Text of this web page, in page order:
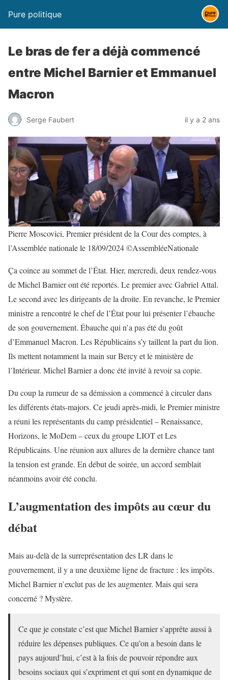
Pure politique
Le bras de fer a déjà commencé
entre Michel Barnier et Emmanuel
Macron
Serge Faubert il y a 2 ans
Pierre Moscovici, Premier président de la Cour des comptes, à
l’Assemblée nationale le 18/09/2024 ©AssembléeNationale
Ça coince au sommet de l’État. Hier, mercredi, deux rendez-vous
de Michel Barnier ont été reportés. Le premier avec Gabriel Attal.
Le second avec les dirigeants de la droite. En revanche, le Premier
ministre a rencontré le chef de l’État pour lui présenter l’ébauche
de son gouvernement. Ébauche qui n’a pas été du goût
d’Emmanuel Macron. Les Républicains s’y taillent la part du lion.
Ils mettent notamment la main sur Bercy et le ministère de
l’Intérieur. Michel Barnier a donc été invité à revoir sa copie.
Du coup la rumeur de sa démission a commencé à circuler dans
les différents états-majors. Ce jeudi après-midi, le Premier ministre
a réuni les représentants du camp présidentiel – Renaissance,
Horizons, le MoDem – ceux du groupe LIOT et Les
Républicains. Une réunion aux allures de la dernière chance tant
la tension est grande. En début de soirée, un accord semblait
néanmoins avoir été conclu.
L’augmentation des impôts au cœur du
débat
Mais au-delà de la surreprésentation des LR dans le
gouvernement, il y a une deuxième ligne de fracture : les impôts.
Michel Barnier n’exclut pas de les augmenter. Mais qui sera
concerné ? Mystère.
Ce que je constate c’est que Michel Barnier s’apprête aussi à
réduire les dépenses publiques. Ce qu’on a besoin dans le
pays aujourd’hui, c’est à la fois de pouvoir répondre aux
besoins sociaux qui s’expriment et qui sont en dynamique de